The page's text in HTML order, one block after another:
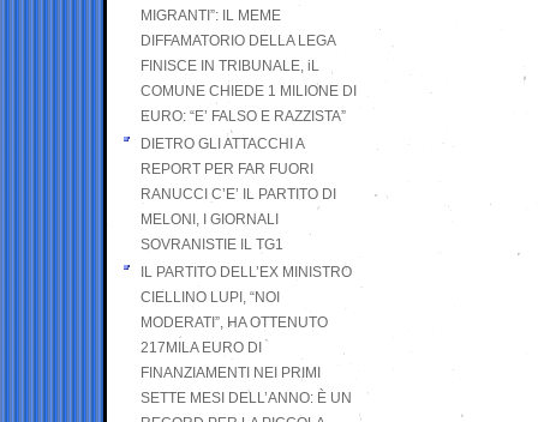
MIGRANTI”: IL MEME
DIFFAMATORIO DELLA LEGA
FINISCE IN TRIBUNALE, iL
COMUNE CHIEDE 1 MILIONE DI
EURO: “E’ FALSO E RAZZISTA”
DIETRO GLI ATTACCHI A
REPORT PER FAR FUORI
RANUCCI C’E’ IL PARTITO DI
MELONI, I GIORNALI
SOVRANISTIE IL TG1
IL PARTITO DELL’EX MINISTRO
CIELLINO LUPI, “NOI
MODERATI”, HA OTTENUTO
217MILA EURO DI
FINANZIAMENTI NEI PRIMI
SETTE MESI DELL’ANNO: È UN